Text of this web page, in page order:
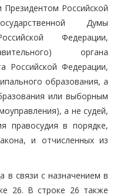
Президентом Российской
Думы
Федерации,
органа
Российской Федерации,
образования, а
или выборным
а не судей,
правосудия в порядке,
и отчисленных из
в связи с назначением в
26. В строке 26 также